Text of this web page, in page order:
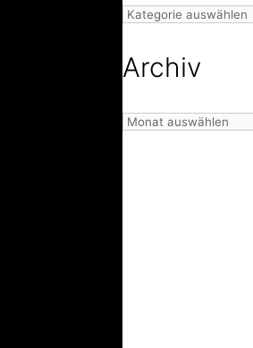
Kategorien
Archiv
Archiv